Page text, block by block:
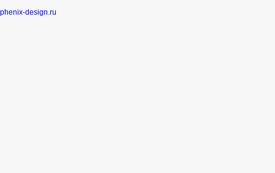
phenix-design.ru